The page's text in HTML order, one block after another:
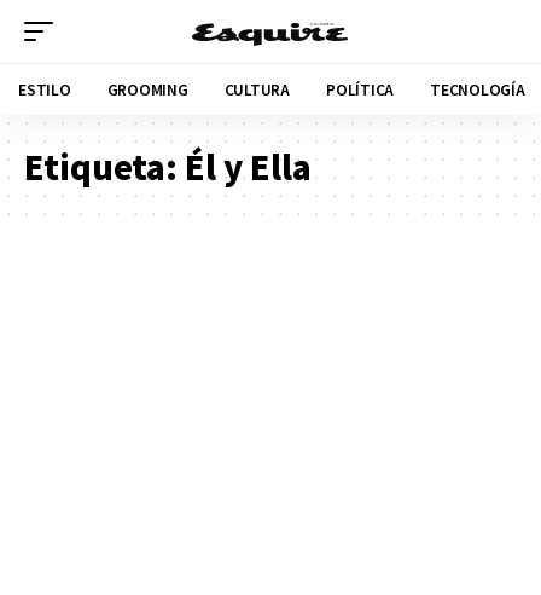
ESTILO GROOMING CULTURA POLÍTICA TECNOLOGÍA
Etiqueta: Él y Ella